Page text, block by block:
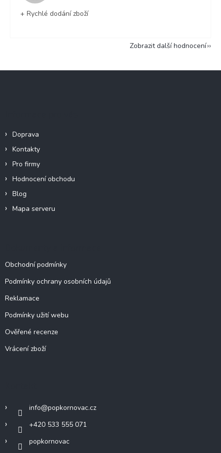
+ Rychlé dodání zboží
Zobrazit další hodnocení
Doprava
Kontakty
Pro firmy
Hodnocení obchodu
Blog
Mapa serveru
Obchodní podmínky
Podmínky ochrany osobních údajů
Reklamace
Podmínky užití webu
Ověřené recenze
Vrácení zboží
info@popkornovac.cz
+420 533 555 071
popkornovac